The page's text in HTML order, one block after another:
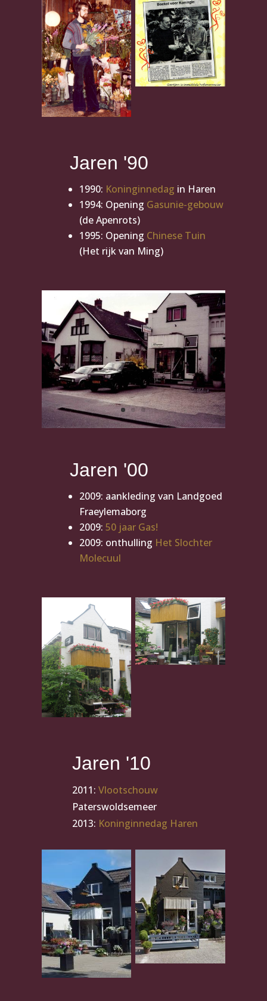
Jaren '90
1990: Koninginnedag in Haren
1994: Opening Gasunie-gebouw
(de Apenrots)
1995: Opening Chinese Tuin
(Het rijk van Ming)
Jaren '00
2009: aankleding van Landgoed
Fraeylemaborg
2009: 50 jaar Gas!
2009: onthulling Het Slochter
Molecuul
Jaren '10
2011: Vlootschouw
Paterswoldsemeer
2013: Koninginnedag Haren